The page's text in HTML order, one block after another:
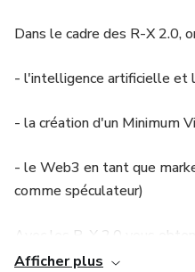
Dans le cadre des R-X 2.0,
- l'intelligence artificielle et
- la création d'un Minimum
- le Web3 en tant que
comme spéculateur)
Avec les R-X 2.0 vous
historique des R-X 1.0 (qui
Afficher plus